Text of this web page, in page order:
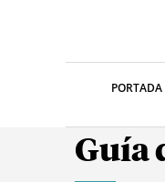
PORTADA
Guía